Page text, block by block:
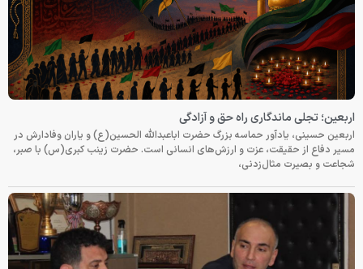
اربعین؛ تجلی ماندگاری راه حق و آزادگی
اربعین حسینی، یادآور حماسه بزرگ حضرت اباعبدالله الحسین(ع) و یاران وفادارش در
مسیر دفاع از حقیقت، عزت و ارزش‌های انسانی است. حضرت زینب کبری(س) با صبر،
شجاعت و بصیرت مثال‌زدنی،